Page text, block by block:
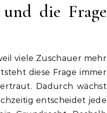
die Frage
viele Zuschauer mehr
diese Frage immer
Dadurch wächst
entscheidet jede